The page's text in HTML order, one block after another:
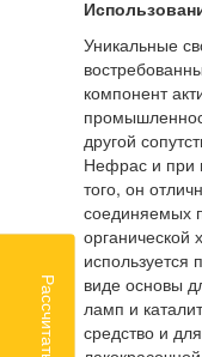
Уникальные
компонент
другой
Нефрас и при
того, он
соединяемых
органической
используется
виде основы
ламп и
средство и